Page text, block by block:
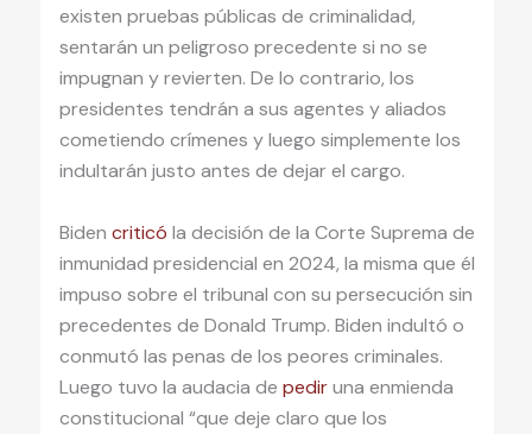
existen pruebas públicas de criminalidad,
sentarán un peligroso precedente si no se
impugnan y revierten. De lo contrario, los
presidentes tendrán a sus agentes y aliados
cometiendo crímenes y luego simplemente los
indultarán justo antes de dejar el cargo.
Biden criticó la decisión de la Corte Suprema de
inmunidad presidencial en 2024, la misma que él
impuso sobre el tribunal con su persecución sin
precedentes de Donald Trump. Biden indultó o
conmutó las penas de los peores criminales.
Luego tuvo la audacia de pediruna enmienda
constitucional “que deje claro que los